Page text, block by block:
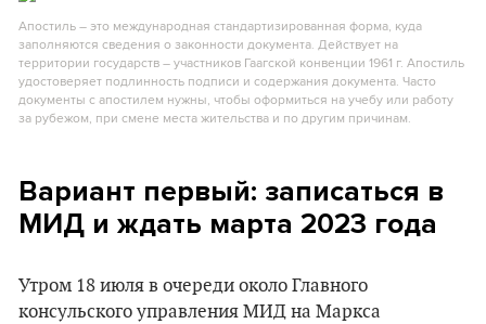
Апостиль – это международная стандартизированная форма, куда
заполняются сведения о законности документа. Действует на
территории государств – участников Гаагской конвенции 1961 г. Апостиль
удостоверяет подлинность подписи и содержания документа. Часто
документы с апостилем нужны, чтобы оформиться на учебу или работу
за рубежом, при смене места жительства и по другим причинам.
Вариант первый: записаться в
МИД и ждать марта 2023 года
Утром 18 июля в очереди около Главного
консульского управления МИД на Маркса